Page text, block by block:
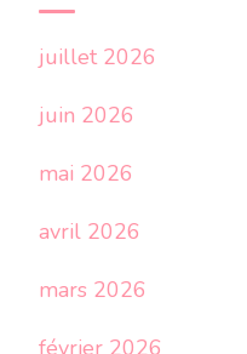
juillet 2026
juin 2026
mai 2026
avril 2026
mars 2026
février 2026